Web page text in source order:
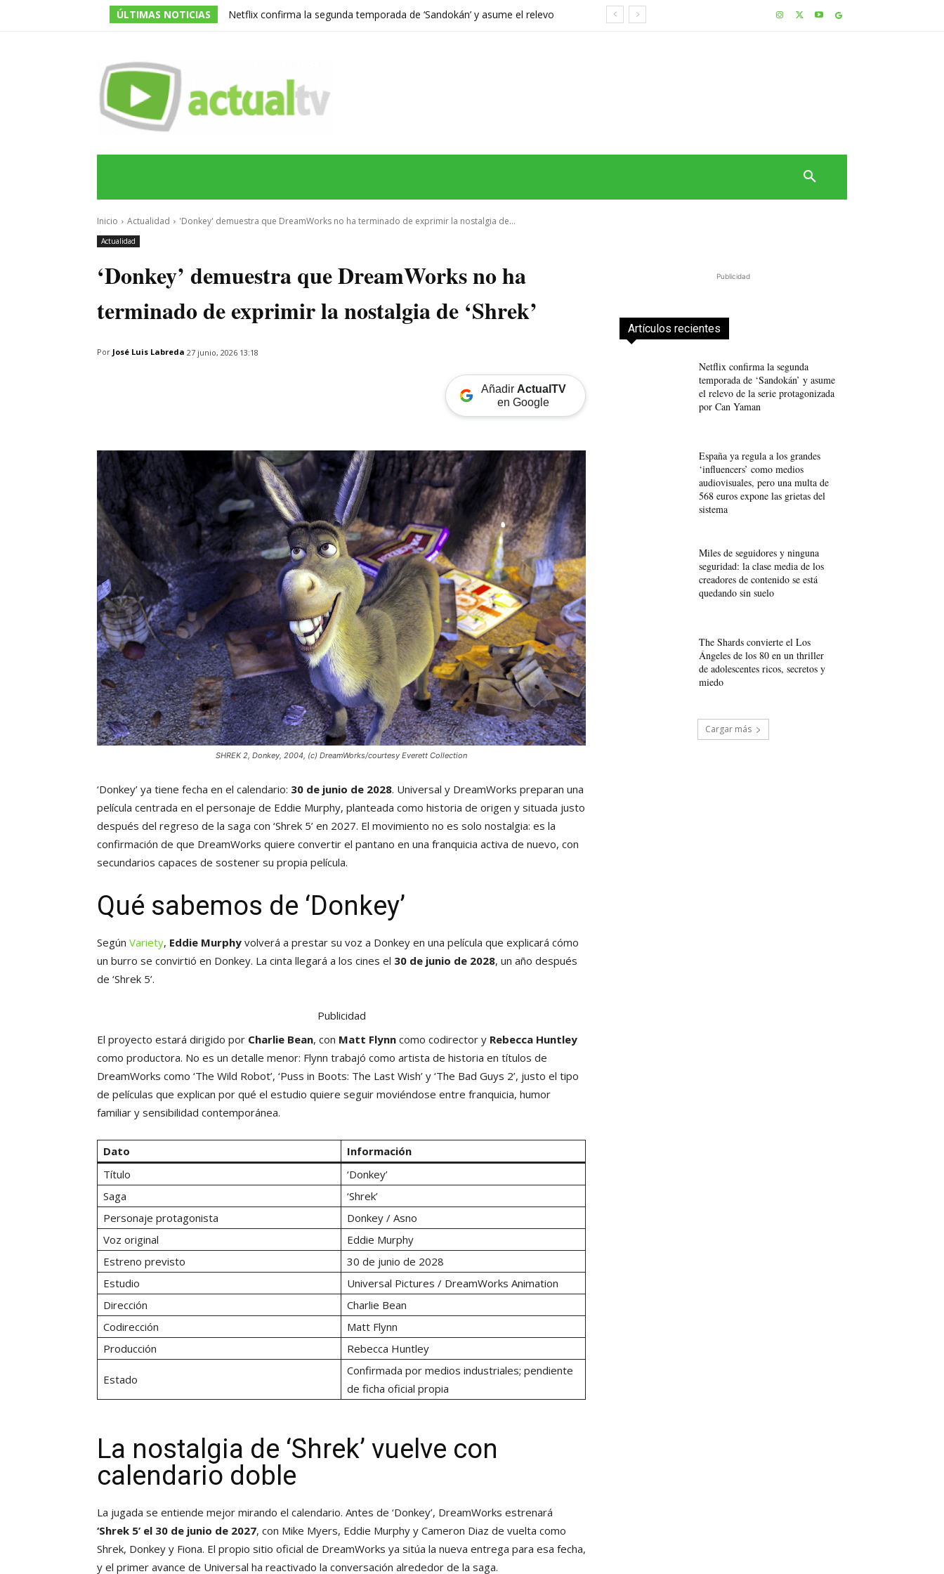
ÚLTIMAS NOTICIAS
Netflix confirma la segunda temporada de ‘Sandokán’ y asume el relevo
Inicio Actualidad 'Donkey' demuestra que DreamWorks no ha terminado de exprimir la nostalgia de...
Actualidad
‘Donkey’ demuestra que DreamWorks no ha
terminado de exprimir la nostalgia de ‘Shrek’
Por José Luis Labreda 27 junio, 2026 13:18
Añadir ActualTV
en Google
SHREK 2, Donkey, 2004, (c) DreamWorks/courtesy Everett Collection
‘Donkey’ ya tiene fecha en el calendario: 30 de junio de 2028. Universal y DreamWorks preparan una
película centrada en el personaje de Eddie Murphy, planteada como historia de origen y situada justo
después del regreso de la saga con ‘Shrek 5’ en 2027. El movimiento no es solo nostalgia: es la
confirmación de que DreamWorks quiere convertir el pantano en una franquicia activa de nuevo, con
secundarios capaces de sostener su propia película.
Qué sabemos de ‘Donkey’
Según Variety, Eddie Murphy volverá a prestar su voz a Donkey en una película que explicará cómo
un burro se convirtió en Donkey. La cinta llegará a los cines el 30 de junio de 2028, un año después
de ‘Shrek 5’.
Publicidad
El proyecto estará dirigido por Charlie Bean, con Matt Flynn como codirector y Rebecca Huntley
como productora. No es un detalle menor: Flynn trabajó como artista de historia en títulos de
DreamWorks como ‘The Wild Robot’, ‘Puss in Boots: The Last Wish’ y ‘The Bad Guys 2’, justo el tipo
de películas que explican por qué el estudio quiere seguir moviéndose entre franquicia, humor
familiar y sensibilidad contemporánea.
Dato
Información
Título
‘Donkey’
Saga
‘Shrek’
Personaje protagonista
Donkey / Asno
Voz original
Eddie Murphy
Estreno previsto
30 de junio de 2028
Estudio
Universal Pictures / DreamWorks Animation
Dirección
Charlie Bean
Codirección
Matt Flynn
Producción
Rebecca Huntley
Estado
Confirmada por medios industriales; pendiente
de ficha oficial propia
La nostalgia de ‘Shrek’ vuelve con
calendario doble
La jugada se entiende mejor mirando el calendario. Antes de ‘Donkey’, DreamWorks estrenará
‘Shrek 5’ el 30 de junio de 2027, con Mike Myers, Eddie Murphy y Cameron Diaz de vuelta como
Shrek, Donkey y Fiona. El propio sitio oficial de DreamWorks ya sitúa la nueva entrega para esa fecha,
y el primer avance de Universal ha reactivado la conversación alrededor de la saga.
Publicidad
Artículos recientes
Netflix confirma la segunda
temporada de ‘Sandokán’ y asume
el relevo de la serie protagonizada
por Can Yaman
España ya regula a los grandes
‘influencers’ como medios
audiovisuales, pero una multa de
568 euros expone las grietas del
sistema
Miles de seguidores y ninguna
seguridad: la clase media de los
creadores de contenido se está
quedando sin suelo
The Shards convierte el Los
Ángeles de los 80 en un thriller
de adolescentes ricos, secretos y
miedo
Cargar más